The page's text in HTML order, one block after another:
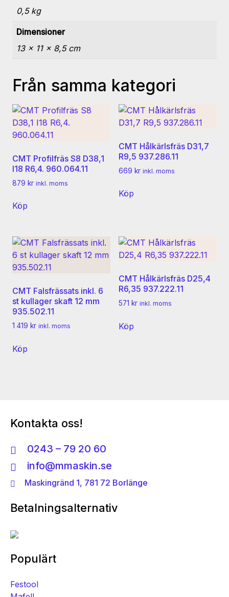
0,5 kg
Dimensioner
13 × 11 × 8,5 cm
Från samma kategori
CMT Profilfräs S8 D38,1
I18 R6,4. 960.064.11
879 kr inkl. moms
Köp
CMT Hålkärlsfräs D31,7
R9,5 937.286.11
669 kr inkl. moms
Köp
CMT Falsfrässats inkl. 6
st kullager skaft 12 mm
935.502.11
1 419 kr inkl. moms
Köp
CMT Hålkärlsfräs D25,4
R6,35 937.222.11
571 kr inkl. moms
Köp
Kontakta oss!
0243 – 79 20 60
info@mmaskin.se
Maskingränd 1, 781 72 Borlänge
Betalningsalternativ
Populärt
Festool